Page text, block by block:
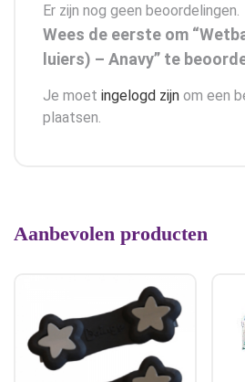
Er zijn nog geen beoordelingen.
Wees de eerste om
luiers) – Anavy” te
Je moet ingelogd zijn om een
plaatsen.
Aanbevolen producten